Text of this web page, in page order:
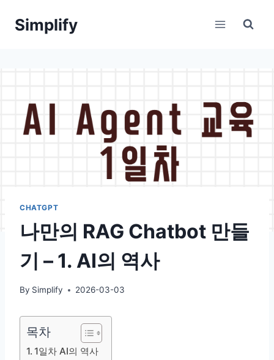
Simplify
CHATGPT
나만의 RAG Chatbot 만들
기 – 1. AI의 역사
By Simplify 2026-03-03
목차
1일차 AI의 역사